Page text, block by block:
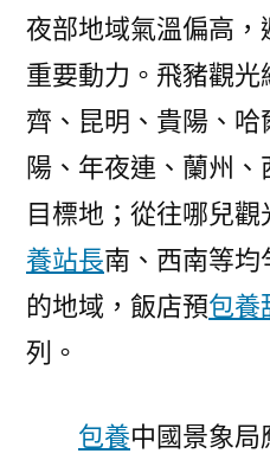
夜部地域氣溫偏高
重要動力。飛豬觀
齊、昆明、貴陽、哈
陽、年夜連、蘭州
目標地；從往哪兒
養站長南、西南等
的地域，飯店預包養
列。
包養中國景象局